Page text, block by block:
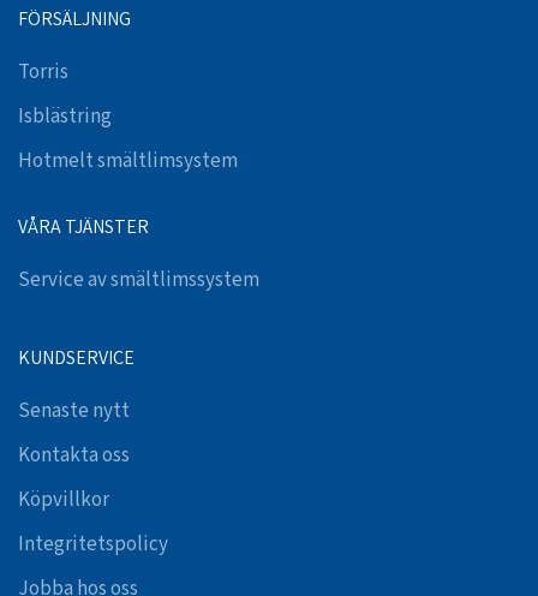
FÖRSÄLJNING
Torris
Isblästring
Hotmelt smältlimsystem
VÅRA TJÄNSTER
Service av smältlimssystem
KUNDSERVICE
Senaste nytt
Kontakta oss
Köpvillkor
Integritetspolicy
Jobba hos oss